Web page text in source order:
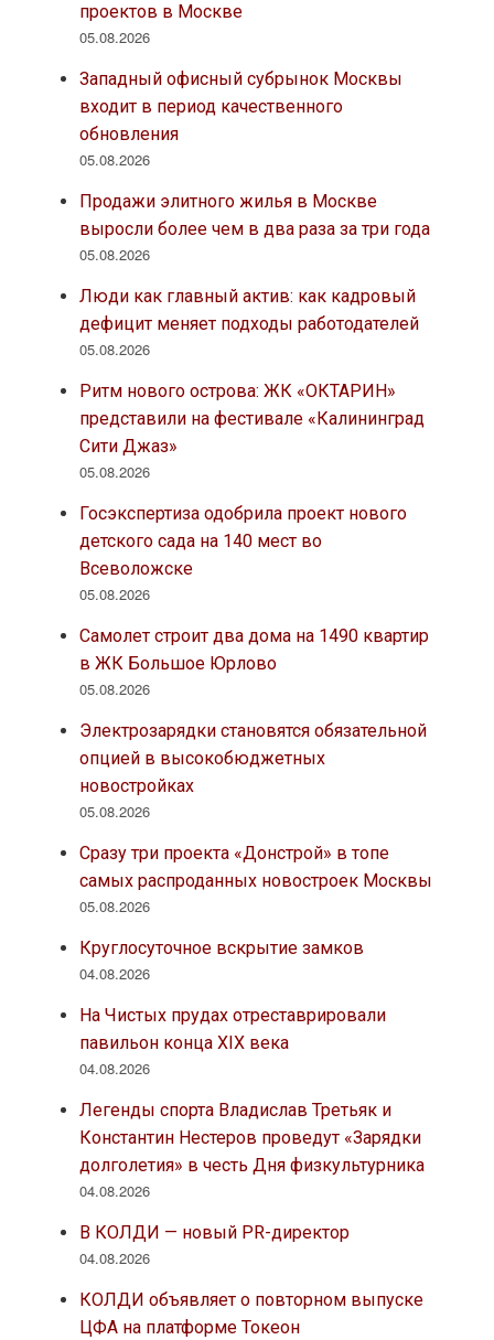
проектов в Москве
05.08.2026
Западный офисный субрынок Москвы
входит в период качественного
обновления
05.08.2026
Продажи элитного жилья в Москве
выросли более чем в два раза за три года
05.08.2026
Люди как главный актив: как кадровый
дефицит меняет подходы работодателей
05.08.2026
Ритм нового острова: ЖК «ОКТАРИН»
представили на фестивале «Калининград
Сити Джаз»
05.08.2026
Госэкспертиза одобрила проект нового
детского сада на 140 мест во
Всеволожске
05.08.2026
Самолет строит два дома на 1490 квартир
в ЖК Большое Юрлово
05.08.2026
Электрозарядки становятся обязательной
опцией в высокобюджетных
новостройках
05.08.2026
Сразу три проекта «Донстрой» в топе
самых распроданных новостроек Москвы
05.08.2026
Круглосуточное вскрытие замков
04.08.2026
На Чистых прудах отреставрировали
павильон конца XIX века
04.08.2026
Легенды спорта Владислав Третьяк и
Константин Нестеров проведут «Зарядки
долголетия» в честь Дня физкультурника
04.08.2026
В КОЛДИ — новый PR-директор
04.08.2026
КОЛДИ объявляет о повторном выпуске
ЦФА на платформе Токеон